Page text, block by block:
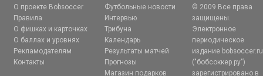
О проекте Bobsoccer
Правила
О фишках и карточках
О баллах и уровнях
Рекламодателям
Контакты
Футбольные новости
Интервью
Трибуна
Календарь
Результаты матчей
Прогнозы
Магазин подарков
© 2009 Все права
защищены.
Электронное
периодическое
издание bobsoccer.ru
("бобсоккер.ру")
зарегистрировано в